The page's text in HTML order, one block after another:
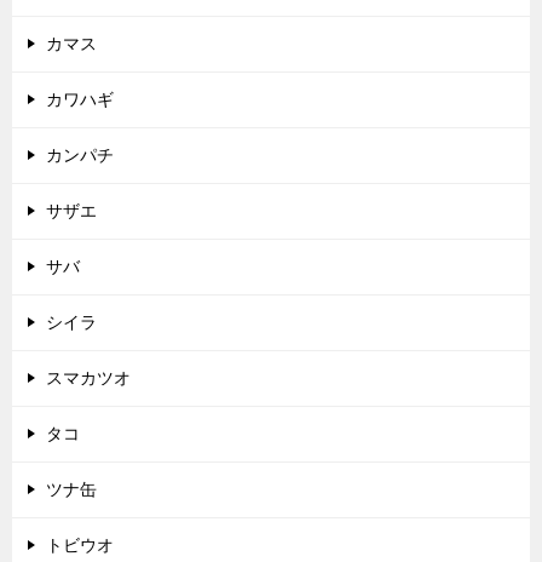
カマス
カワハギ
カンパチ
サザエ
サバ
シイラ
スマカツオ
タコ
ツナ缶
トビウオ